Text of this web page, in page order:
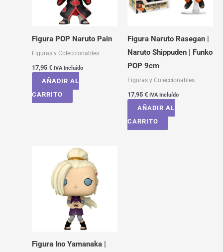
Figura POP Naruto Pain
Figuras y Coleccionables
17,95 € IVA Incluído
AÑADIR AL
CARRITO
Figura Naruto Rasegan |
Naruto Shippuden | Funko
POP 9cm
Figuras y Coleccionables
17,95 € IVA Incluído
AÑADIR AL
CARRITO
Figura Ino Yamanaka |